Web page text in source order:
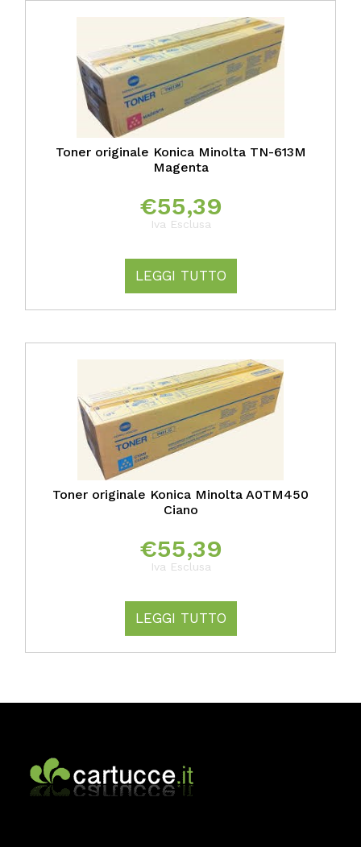
Toner originale Konica Minolta TN-613M
Magenta
€55,39
Iva Esclusa
LEGGI TUTTO
Toner originale Konica Minolta A0TM450
Ciano
€55,39
Iva Esclusa
LEGGI TUTTO